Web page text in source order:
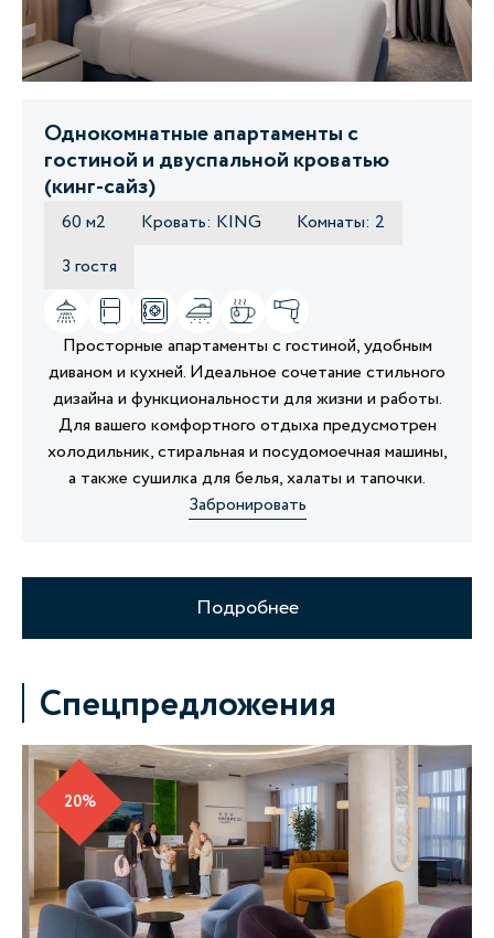
Однокомнатные апартаменты с
гостиной и двуспальной кроватью
(кинг-сайз)
60 м2 Кровать: KING
Комнаты: 2
3 гостя
Просторные апартаменты с гостиной, удобным
диваном и кухней. Идеальное сочетание стильного
дизайна и функциональности для жизни и работы.
Для вашего комфортного отдыха предусмотрен
холодильник, стиральная и посудомоечная машины,
а также сушилка для белья, халаты и тапочки.
Забронировать
Подробнее
Спецпредложения
20%